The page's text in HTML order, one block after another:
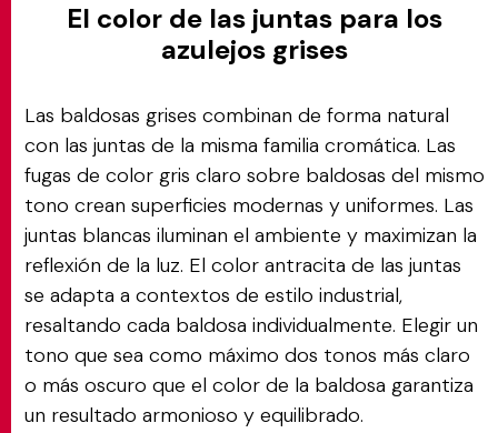
El color de las juntas para los
azulejos grises
Las baldosas grises combinan de forma natural
con las juntas de la misma familia cromática. Las
fugas de color gris claro sobre baldosas del mismo
tono crean superficies modernas y uniformes. Las
juntas blancas iluminan el ambiente y maximizan la
reflexión de la luz. El color antracita de las juntas
se adapta a contextos de estilo industrial,
resaltando cada baldosa individualmente. Elegir un
tono que sea como máximo dos tonos más claro
o más oscuro que el color de la baldosa garantiza
un resultado armonioso y equilibrado.